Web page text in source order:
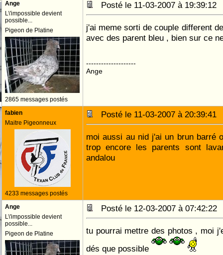
Ange
L\'impossible devient
possible...
Pigeon de Platine
2865 messages postés
Posté le 11-03-2007 à
j'ai meme sorti de couple different
avec des parent bleu , bien sur ce
--------------------
Ange
fabien
Maitre Pigeonneux
4233 messages postés
Posté le 11-03-2007 à
moi aussi au nid j'ai un brun barré
trop encore les parents sont
andalou
Ange
L\'impossible devient
possible...
Pigeon de Platine
Posté le 12-03-2007 à
tu pourrai mettre des photos , moi
dés que possible